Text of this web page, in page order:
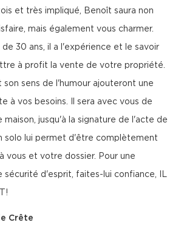
et très impliqué, Benoît saura non
mais également vous charmer.
30 ans, il a l'expérience et le savoir
à profit la vente de votre propriété.
son sens de l'humour ajouteront une
à vos besoins. Il sera avec vous de
maison, jusqu'à la signature de l'acte de
solo lui permet d'être complètement
vous et votre dossier. Pour une
sécurité d'esprit, faites-lui confiance, IL
Crête